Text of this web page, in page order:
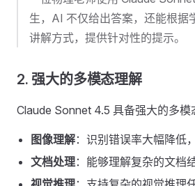
生，AI 不仅给出答案，还能根据
讲解方式，提供针对性的提示。
2. 强大的多模态理解
Claude Sonnet 4.5 具备强大的多模
图像理解：识别错误率大幅降低
文档处理：能够理解复杂的文档